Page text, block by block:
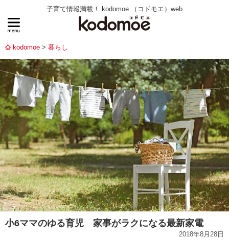
子育て情報満載！ kodomoe （コドモエ）web
kodomoe 暮らし
小6ママのゆる育児 家事がラクになる最新家電
2018年8月28日